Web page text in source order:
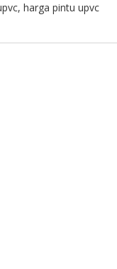
, harga pintu upvc